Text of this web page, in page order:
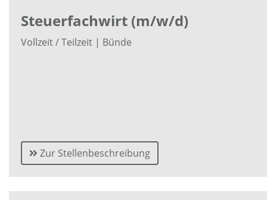
Steuerfachwirt (m/w/d)
Vollzeit / Teilzeit | Bünde
Zur Stellenbeschreibung